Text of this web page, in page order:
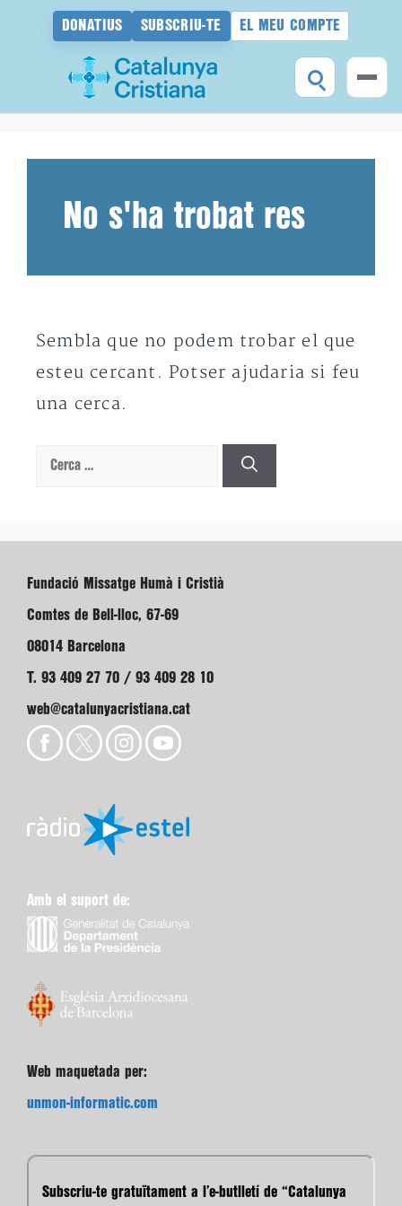
DONATIUS SUBSCRIU-TE EL MEU COMPTE
No s'ha trobat res
Sembla que no podem trobar el que
esteu cercant. Potser ajudaria si feu
una cerca.
Cerca:
Fundació Missatge Humà i Cristià
Comtes de Bell-lloc, 67-69
08014 Barcelona
T. 93 409 27 70 / 93 409 28 10
web@catalunyacristiana.cat
Amb el suport de:
Web maquetada per:
unmon-informatic.com
Subscriu-te gratuïtament a l’e-butlletí de “Catalunya